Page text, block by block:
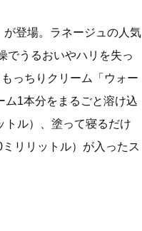
登場。ラネージュの人気
でうるおいやハリを失っ
っちりクリーム「ウォー
ム1本分をまるごと溶け込
トル）、塗って寝るだけ
リリットル）が入ったス